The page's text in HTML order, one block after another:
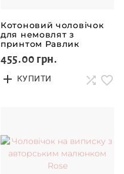
Котоновий чоловічок
для немовлят з
принтом Равлик
455.00 грн.
КУПИТИ